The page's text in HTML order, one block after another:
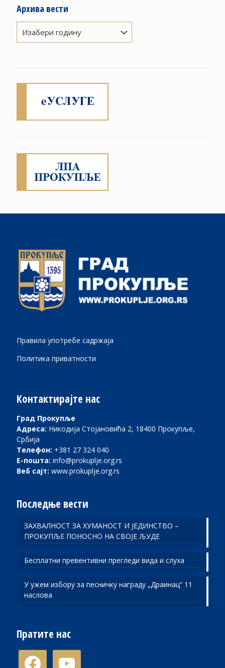
Архива вести
Правила употребе садржаја
Политика приватности
Контактирајте нас
Град Прокупље
Адреса: Никодија Стојановића 2, 18400 Прокупље,
Србија
Телефон: +381 27 324 040
Е-пошта: info@prokuplje.org.rs
Веб сајт: www.prokuplje.org.rs
Последње вести
ЗАХВАЛНОСТ ЗА ХУМАНОСТ И ЈЕДИНСТВО –
ПРОКУПЉЕ ПОНОСНО НА СВОЈЕ ЉУДЕ
Бесплатни превентивни прегледи вида и слуха
У ужем избору за песничку награду „Драинац“ 11
наслова
Пратите нас
facebook